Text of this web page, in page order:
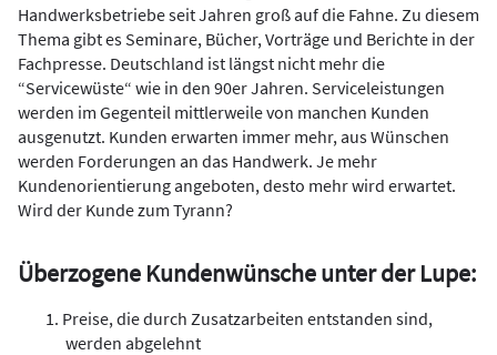
Handwerksbetriebe seit Jahren groß auf die Fahne. Zu diesem
Thema gibt es Seminare, Bücher, Vorträge und Berichte in der
Fachpresse. Deutschland ist längst nicht mehr die
“Servicewüste“ wie in den 90er Jahren. Serviceleistungen
werden im Gegenteil mittlerweile von manchen Kunden
ausgenutzt. Kunden erwarten immer mehr, aus Wünschen
werden Forderungen an das Handwerk. Je mehr
Kundenorientierung angeboten, desto mehr wird erwartet.
Wird der Kunde zum Tyrann?
Überzogene Kundenwünsche unter der Lupe:
Preise, die durch Zusatzarbeiten entstanden sind,
werden abgelehnt